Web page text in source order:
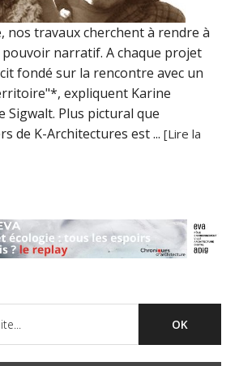
nos travaux cherchent à rendre à
pouvoir narratif. A chaque projet
fondé sur la rencontre avec un
expliquent Karine
Sigwalt. Plus pictural que
de K-Architectures est ...[Lire la